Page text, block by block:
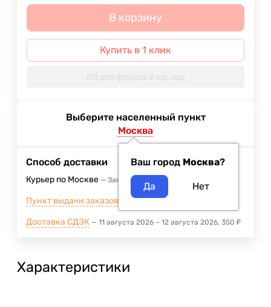
В корзину
Купить в 1 клик
Выберите населенный пункт
Москва
Ваш город Москва?
Способ доставки
Курьер по Москве Завтра
Пункт выдачи заказов м.ВДНХ Завтра
Доставка СДЭК 11 августа 2026 – 12 августа 2026 350 ₽
Характеристики